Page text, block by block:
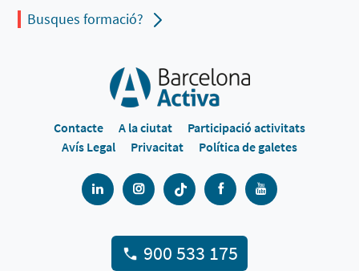
Busques formació?
Contacte A la ciutat
Participació activitats
Avís Legal
Privacitat Política de galetes
900 533 175